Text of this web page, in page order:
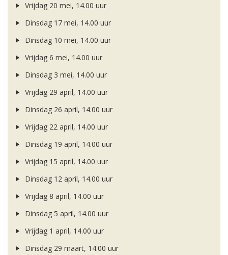
Vrijdag 20 mei, 14.00 uur
Dinsdag 17 mei, 14.00 uur
Dinsdag 10 mei, 14.00 uur
Vrijdag 6 mei, 14.00 uur
Dinsdag 3 mei, 14.00 uur
Vrijdag 29 april, 14.00 uur
Dinsdag 26 april, 14.00 uur
Vrijdag 22 april, 14.00 uur
Dinsdag 19 april, 14.00 uur
Vrijdag 15 april, 14.00 uur
Dinsdag 12 april, 14.00 uur
Vrijdag 8 april, 14.00 uur
Dinsdag 5 april, 14.00 uur
Vrijdag 1 april, 14.00 uur
Dinsdag 29 maart, 14.00 uur